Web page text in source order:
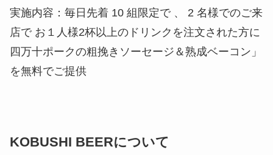
実施内容：毎日先着 10 組限定で 、 2 名様でのご来
店で お１人様2杯以上のドリンクを注文された方に
四万十ポークの粗挽きソーセージ＆熟成ベーコン」
を無料でご提供
KOBUSHI BEERについて